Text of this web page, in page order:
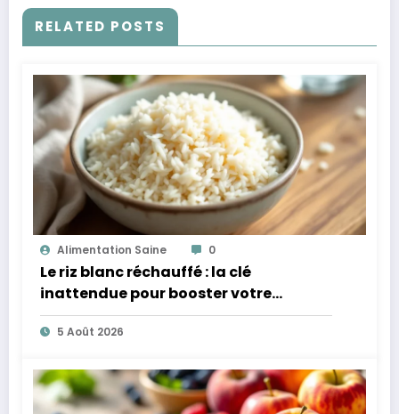
RELATED POSTS
Alimentation Saine 0
Le riz blanc réchauffé : la clé
inattendue pour booster votre
microbiote
5 Août 2026